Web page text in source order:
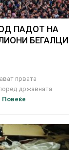
ПАДОТ НА
БЕГАЛЦИ
првата
државната
Повеќе